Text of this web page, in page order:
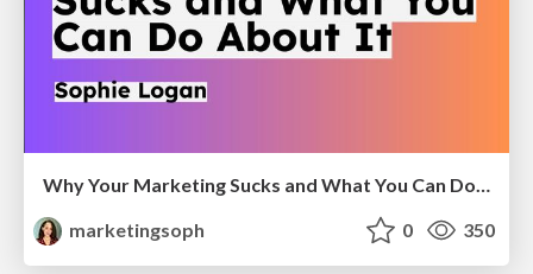
Why Your Marketing Sucks and What You Can Do About It - Sophie Logan
marketingsoph
0 350